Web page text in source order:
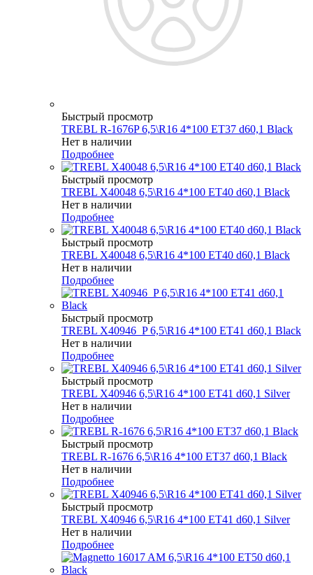
Быстрый просмотр
TREBL R-1676P 6,5\R16 4*100 ET37 d60,1 Black
Нет в наличии
Подробнее
Быстрый просмотр
TREBL X40048 6,5\R16 4*100 ET40 d60,1 Black
Нет в наличии
Подробнее
Быстрый просмотр
TREBL X40048 6,5\R16 4*100 ET40 d60,1 Black
Нет в наличии
Подробнее
Быстрый просмотр
TREBL X40946_P 6,5\R16 4*100 ET41 d60,1 Black
Нет в наличии
Подробнее
Быстрый просмотр
TREBL X40946 6,5\R16 4*100 ET41 d60,1 Silver
Нет в наличии
Подробнее
Быстрый просмотр
TREBL R-1676 6,5\R16 4*100 ET37 d60,1 Black
Нет в наличии
Подробнее
Быстрый просмотр
TREBL X40946 6,5\R16 4*100 ET41 d60,1 Silver
Нет в наличии
Подробнее